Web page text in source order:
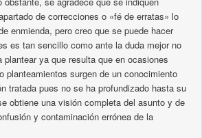
de correcciones o «fé de erratas» lo
enmienda, pero creo que se puede hacer
es tan sencillo como ante la duda mejor no
plantear ya que resulta que en ocasiones
planteamientos surgen de un conocimiento
tratada pues no se ha profundizado hasta su
obtiene una visión completa del asunto y de
y contaminación errónea de la